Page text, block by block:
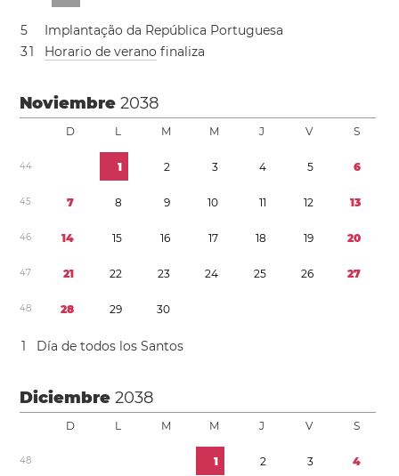
5
Implantação da República Portuguesa
31 Horario de verano finaliza
Noviembre2038
D L M M J V S
44 1 2 3 4 5 6
45 7 8 9 10 11 12 13
46 14 15 16 17 18 19 20
47 21 22 23 24 25 26 27
48 28 29 30
1 Día de todos los Santos
Diciembre2038
D L M M J V S
48 1 2 3 4